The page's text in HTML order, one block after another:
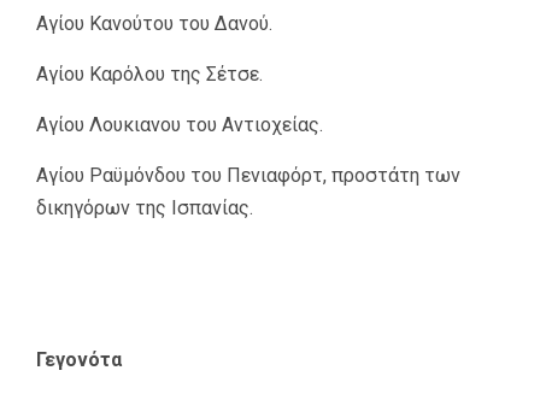
Αγίου Κανούτου του Δανού.
Αγίου Καρόλου της Σέτσε.
Αγίου Λουκιανου του Αντιοχείας.
Αγίου Ραϋμόνδου του Πενιαφόρτ, προστάτη των
δικηγόρων της Ισπανίας.
Γεγονότα